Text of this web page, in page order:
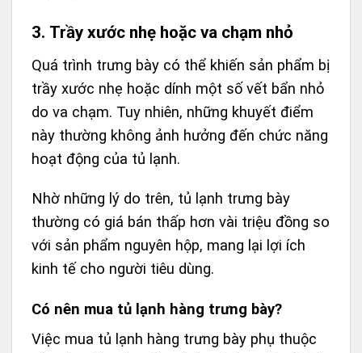
3. Trầy xước nhẹ hoặc va chạm nhỏ
Quá trình trưng bày có thể khiến sản phẩm bị
trầy xước nhẹ hoặc dính một số vết bẩn nhỏ
do va chạm. Tuy nhiên, những khuyết điểm
này thường không ảnh hưởng đến chức năng
hoạt động của tủ lạnh.
Nhờ những lý do trên, tủ lạnh trưng bày
thường có giá bán thấp hơn vài triệu đồng so
với sản phẩm nguyên hộp, mang lại lợi ích
kinh tế cho người tiêu dùng.
Có nên mua tủ lạnh hàng trưng bày?
Việc mua tủ lạnh hàng trưng bày phụ thuộc